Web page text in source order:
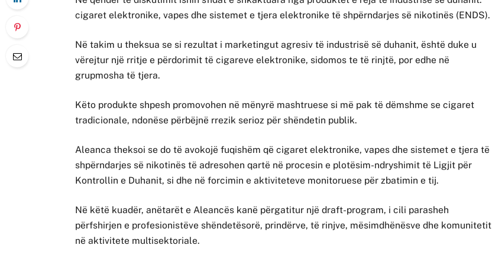
cigaret elektronike, vapes dhe sistemet e tjera elektronike të shpërndarjes së nikotinës (ENDS).
Në takim u theksua se si rezultat i marketingut agresiv të industrisë së duhanit, është duke u
vërejtur një rritje e përdorimit të cigareve elektronike, sidomos te të rinjtë, por edhe në
grupmosha të tjera.
Këto produkte shpesh promovohen në mënyrë mashtruese si më pak të dëmshme se cigaret
tradicionale, ndonëse përbëjnë rrezik serioz për shëndetin publik.
Aleanca theksoi se do të avokojë fuqishëm që cigaret elektronike, vapes dhe sistemet e tjera të
shpërndarjes së nikotinës të adresohen qartë në procesin e plotësim-ndryshimit të Ligjit për
Kontrollin e Duhanit, si dhe në forcimin e aktiviteteve monitoruese për zbatimin e tij.
Në këtë kuadër, anëtarët e Aleancës kanë përgatitur një draft-program, i cili parasheh
përfshirjen e profesionistëve shëndetësorë, prindërve, të rinjve, mësimdhënësve dhe komunitetit
në aktivitete multisektoriale.